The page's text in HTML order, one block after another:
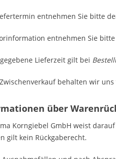
entnehmen Sie bitte
entnehmen Sie
Lieferzeit gilt bei
behalten wir uns
über
Korngiebel GmbH weist
gilt kein Rückgaberecht.